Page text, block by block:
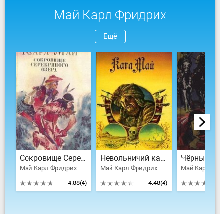
Май Карл Фридрих
Ещё
Сокровище Серебряного озера
Май Карл Фридрих
4.88(4)
Невольничий караван
Май Карл Фридрих
4.48(4)
Чёрный
Май Карл